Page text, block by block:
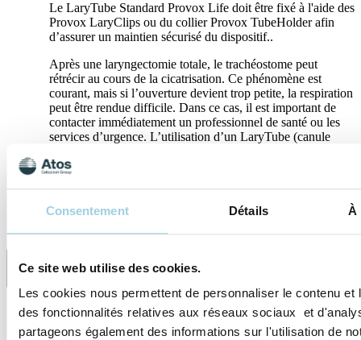
Consentement Détails À
Ce site web utilise des cookies.
Les cookies nous permettent de personnaliser le contenu et
des fonctionnalités relatives aux réseaux sociaux et
partageons également des informations sur l'utilisation de
Le LaryTube Standard Provox Life doit être fixé à l'aide des
Provox LaryClips ou du collier Provox TubeHolder afin
d’assurer un maintien sécurisé du dispositif..
Après une laryngectomie totale, le trachéostome peut
rétrécir au cours de la cicatrisation. Ce phénomène est
courant, mais si l’ouverture devient trop petite, la respiration
peut être rendue difficile. Dans ce cas, il est important de
contacter immédiatement un professionnel de santé ou les
services d’urgence. L’utilisation d’un LaryTube (canule
l’ouverture du trachéostome. Comme les adhésifs, il permet